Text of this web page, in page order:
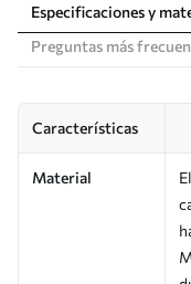
Especificaciones y
Preguntas más
Características
Material